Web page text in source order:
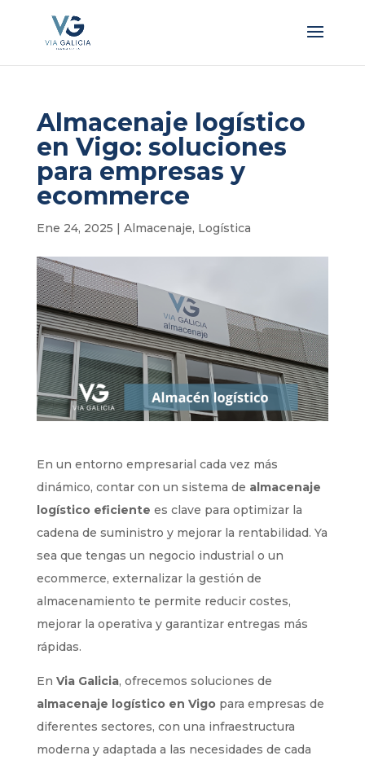
Almacenaje logístico
en Vigo: soluciones
para empresas y
ecommerce
Ene 24, 2025 | Almacenaje, Logística
En un entorno empresarial cada vez más
dinámico, contar con un sistema de almacenaje
logístico eficiente es clave para optimizar la
cadena de suministro y mejorar la rentabilidad. Ya
sea que tengas un negocio industrial o un
ecommerce, externalizar la gestión de
almacenamiento te permite reducir costes,
mejorar la operativa y garantizar entregas más
rápidas.
En Via Galicia, ofrecemos soluciones de
almacenaje logístico en Vigopara empresas de
diferentes sectores, con una infraestructura
moderna y adaptada a las necesidades de cada